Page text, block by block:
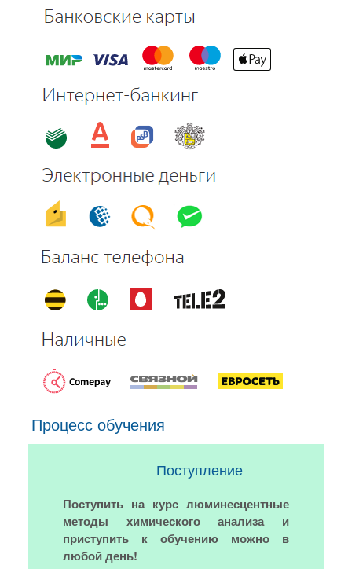
Процесс обучения
Поступление
Поступить на курс люминесцентные
методы химического анализа и
приступить к обучению можно в
любой день!